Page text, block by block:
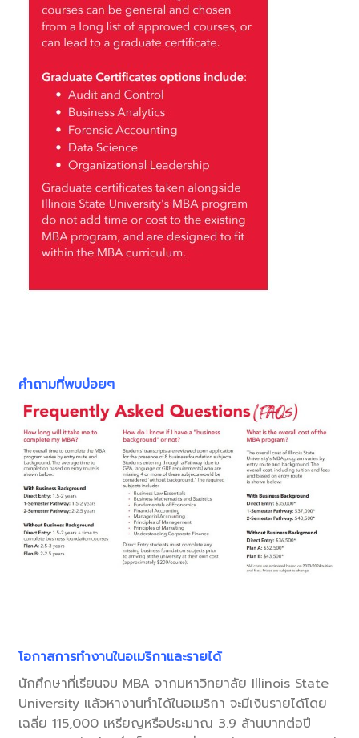
คำถามที่พบบ่อยๆ
โอกาสการทำงานในอเมริกาและรายได้
นักศึกษาที่เรียนจบ MBA จากมหาวิทยาลัย Illinois State
University แล้วหางานทำได้ในอเมริกา จะมีเงินรายได้โดย
เฉลี่ย 115,000 เหรียญหรือประมาณ 3.9 ล้านบาทต่อปี